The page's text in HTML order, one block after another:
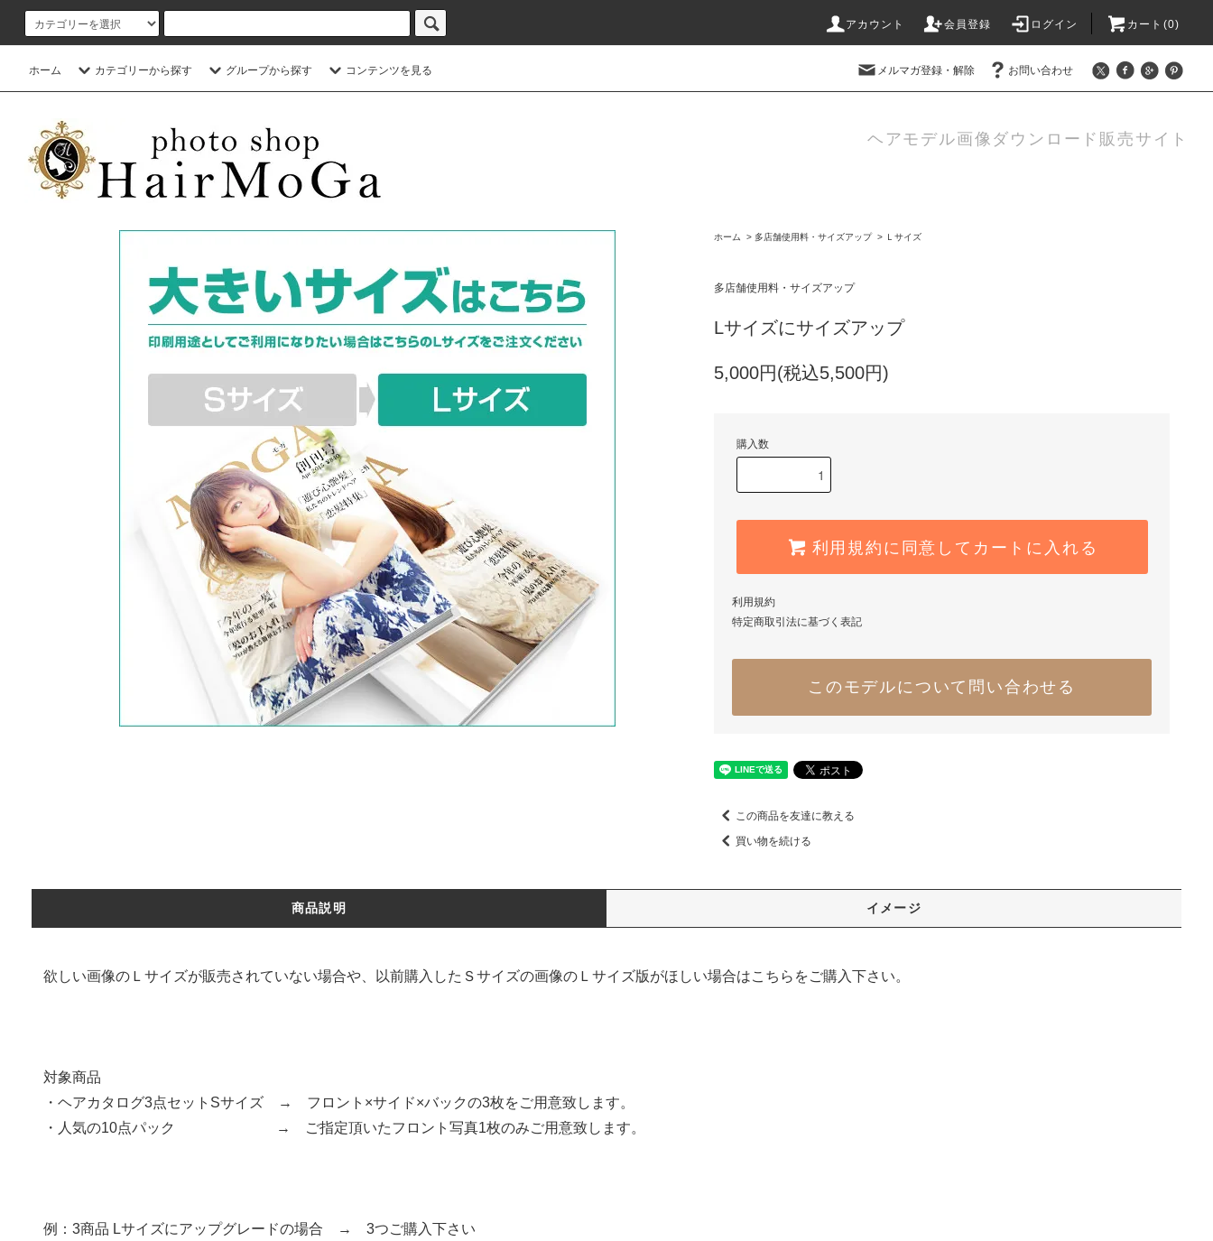
アカウント 会員登録 ログイン カート(0)
ホーム カテゴリーから探す グループから探す コンテンツを見る メルマガ登録・解除 お問い合わせ
ヘアモデル画像ダウンロード販売サイト
ホーム > 多店舗使用料・サイズアップ > Ｌサイズ
多店舗使用料・サイズアップ
Lサイズにサイズアップ
5,000円(税込5,500円)
購入数
利用規約に同意してカートに入れる
利用規約
特定商取引法に基づく表記
このモデルについて問い合わせる
この商品を友達に教える
買い物を続ける
商品説明 イメージ
欲しい画像のＬサイズが販売されていない場合や、以前購入したＳサイズの画像のＬサイズ版がほしい場合はこちらをご購入下さい。
対象商品
・ヘアカタログ3点セットSサイズ → フロント×サイド×バックの3枚をご用意致します。
・人気の10点パック → ご指定頂いたフロント写真1枚のみご用意致します。
例：3商品 Lサイズにアップグレードの場合 → 3つご購入下さい